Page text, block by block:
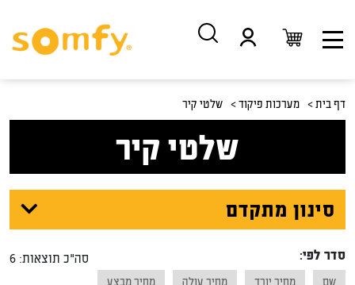
דף בית > מערכות פיקוד > שלטי קיר
שלטי קיר
סינון מתקדם
סדר לפי:
שם מחיר יורד מחיר עולה מחיר מבצע
סה"כ תוצאות: 6